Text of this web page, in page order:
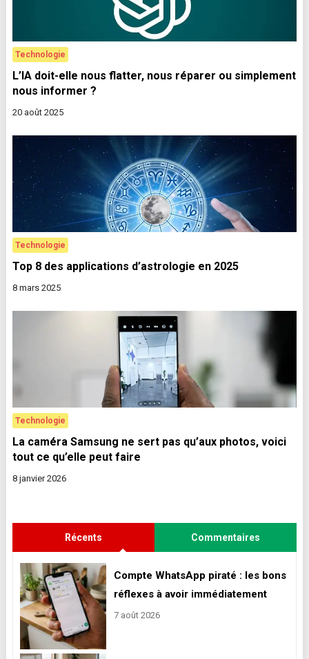
Technologie
L’IA doit-elle nous flatter, nous réparer ou simplement
nous informer ?
20 août 2025
Technologie
Top 8 des applications d’astrologie en 2025
8 mars 2025
Technologie
La caméra Samsung ne sert pas qu’aux photos, voici
tout ce qu’elle peut faire
8 janvier 2026
Récents Commentaires
Compte WhatsApp piraté : les bons
réflexes à avoir immédiatement
7 août 2026